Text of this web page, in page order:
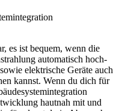
es ist bequem, wenn die
automatisch hoch-
elektrische Geräte auch
kannst. Wenn du dich für
hautnah mit und